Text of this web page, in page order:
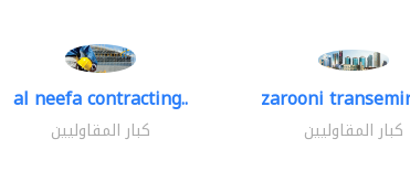
al neefa contracting..
كبار المقاوليين
zarooni
كبار المقاوليين